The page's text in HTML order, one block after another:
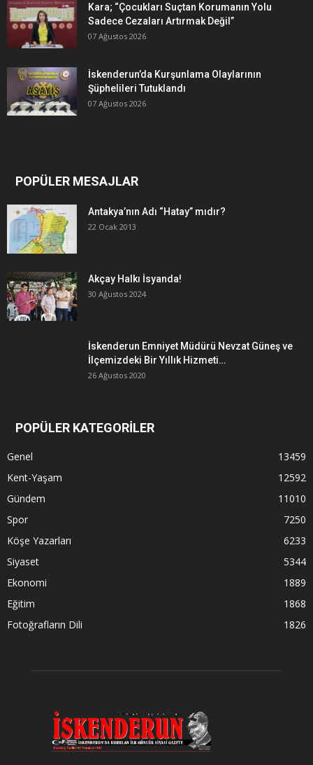
Kara; “Çocukları Suçtan Korumanın Yolu
Sadece Cezaları Artırmak Değil”
07 Ağustos 2026
İskenderun’da Kurşunlama Olaylarının
Şüphelileri Tutuklandı
07 Ağustos 2026
POPÜLER MESAJLAR
Antakya’nın Adı “Hatay” mıdır?
22 Ocak 2013
Akçay Halkı İsyanda!
30 Ağustos 2024
İskenderun Emniyet Müdürü Nevzat Güneş ve
İlçemizdeki Bir Yıllık Hizmeti…
26 Ağustos 2020
POPÜLER KATEGORİLER
Genel
13459
Kent-Yaşam
12592
Gündem
11010
Spor
7250
Köşe Yazarları
6233
Siyaset
5344
Ekonomi
1889
Eğitim
1868
Fotoğrafların Dili
1826